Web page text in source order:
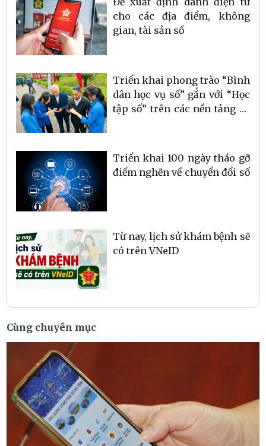
cho các địa điểm, không
gian, tài sản số
Triển khai phong trào “Bình
dân học vụ số” gắn với “Học
tập số” trên các nền tảng số
Triển khai 100 ngày tháo gỡ
điểm nghẽn về chuyển đổi số
Từ nay, lịch sử khám bệnh sẽ
có trên VNeID
Cùng chuyên mục